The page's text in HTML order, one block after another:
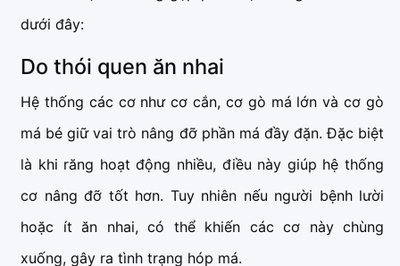
dưới đây:
Do thói quen ăn nhai
Hệ thống các cơ như cơ cắn, cơ gò má lớn và cơ gò
má bé giữ vai trò nâng đỡ phần má đầy đặn. Đặc biệt
là khi răng hoạt động nhiều, điều này giúp hệ thống
cơ nâng đỡ tốt hơn. Tuy nhiên nếu người bệnh lười
hoặc ít ăn nhai, có thể khiến các cơ này chùng
xuống, gây ra tình trạng hóp má.